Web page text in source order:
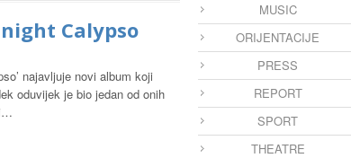
Calypso
najavljuje novi album koji
oduvijek je bio jedan od onih
MUSIC
ORIJENTACIJE
PRESS
REPORT
SPORT
THEATRE